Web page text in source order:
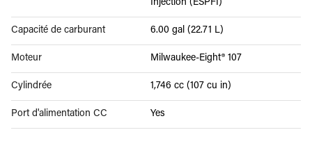
Injection (ESPFI)
Capacité de carburant 6.00 gal (22.71 L)
Moteur Milwaukee-Eight® 107
Cylindrée 1,746 cc (107 cu in)
Port d'alimentation CC Yes